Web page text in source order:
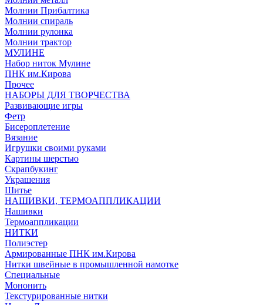
Молнии Прибалтика
Молнии спираль
Молнии рулонка
Молнии трактор
МУЛИНЕ
Набор ниток Мулине
ПНК им.Кирова
Прочее
НАБОРЫ ДЛЯ ТВОРЧЕСТВА
Развивающие игры
Фетр
Бисероплетение
Вязание
Игрушки своими руками
Картины шерстью
Скрапбукинг
Украшения
Шитье
НАШИВКИ, ТЕРМОАППЛИКАЦИИ
Нашивки
Термоаппликации
НИТКИ
Полиэстер
Армированные ПНК им.Кирова
Нитки швейные в промышленной намотке
Специальные
Мононить
Текстурированные нитки